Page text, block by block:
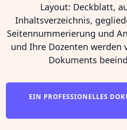
Layout: Deckblatt,
Inhaltsverzeichnis,
Seitennummerierung und
und Ihre Dozenten werden
Dokuments
EIN PROFESSIONELLES